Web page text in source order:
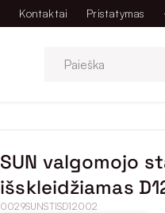
Kontaktai Pristatymas
Paieška
SUN valgomojo
išskleidžiamas
0029SUNSTISD12002